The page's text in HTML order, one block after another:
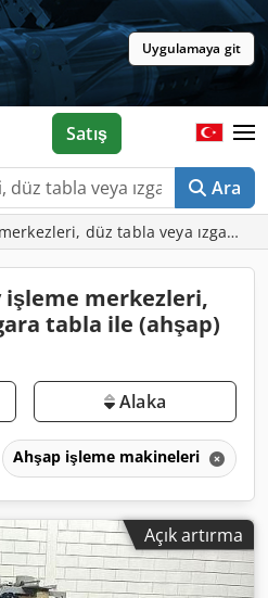
Uygulamaya git
Ara
Satış
düz tabla veya ızgara
işleme merkezleri,
tabla ile (ahşap)
Alaka
Ahşap işleme makineleri
Açık artırma